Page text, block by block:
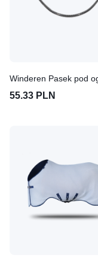
Winderen Pasek pod
55.33 PLN